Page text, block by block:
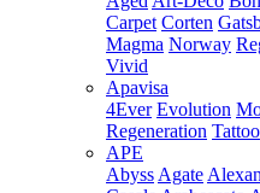
Carpet Corten
Magma Norway
Vivid
Apavisa
4Ever Evolution
Regeneration Tattoo
APE
Abyss Agate